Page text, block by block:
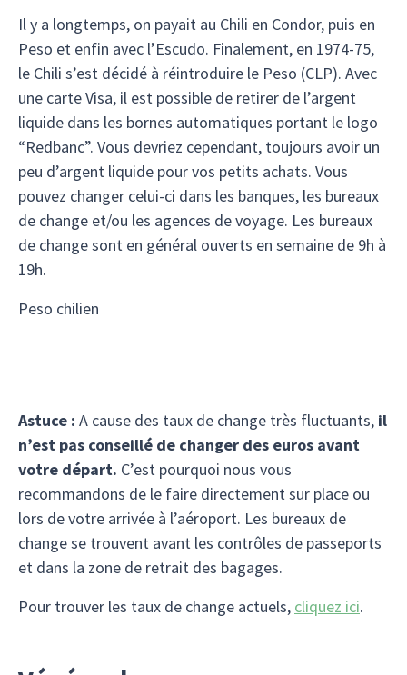
Il y a longtemps, on payait au Chili en Condor, puis en
Peso et enfin avec l’Escudo. Finalement, en 1974-75,
le Chili s’est décidé à réintroduire le Peso (CLP). Avec
une carte Visa, il est possible de retirer de l’argent
liquide dans les bornes automatiques portant le logo
“Redbanc”. Vous devriez cependant, toujours avoir un
peu d’argent liquide pour vos petits achats. Vous
pouvez changer celui-ci dans les banques, les bureaux
de change et/ou les agences de voyage. Les bureaux
de change sont en général ouverts en semaine de 9h à
19h.
Peso chilien
Astuce : A cause des taux de change très fluctuants, il
n’est pas conseillé de changer des euros avant
votre départ. C’est pourquoi nous vous
recommandons de le faire directement sur place ou
lors de votre arrivée à l’aéroport. Les bureaux de
change se trouvent avant les contrôles de passeports
et dans la zone de retrait des bagages.
Pour trouver les taux de change actuels, cliquez ici.